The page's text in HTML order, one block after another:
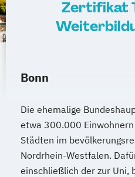
Zertifikat
Bonn
Die ehemalige
etwa 300.000
Städten im
Nordrhein-Westfalen.
einschließlich der zur Uni,